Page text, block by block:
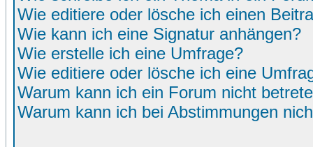
Wie editiere oder lösche ich einen
Wie kann ich eine Signatur anhängen?
Wie erstelle ich eine Umfrage?
Wie editiere oder lösche ich eine
Warum kann ich ein Forum nicht
Warum kann ich bei Abstimmungen